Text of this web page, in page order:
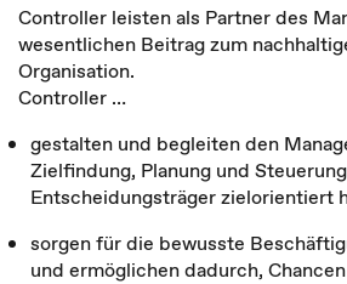
Controller leisten als Partner des
wesentlichen Beitrag zum
Organisation.
Controller …
gestalten und begleiten den
Zielfindung, Planung und
Entscheidungsträger zielorientiert
sorgen für die bewusste
und ermöglichen dadurch,